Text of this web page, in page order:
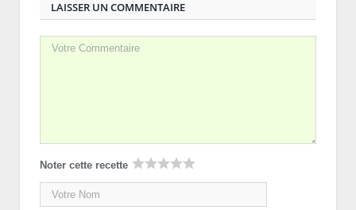
LAISSER UN COMMENTAIRE
Noter cette recette